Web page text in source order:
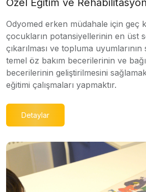
Özel Eğitim ve Rehabilitasyon
Odyomed erken müdahale için geç
çocukların potansiyellerinin en üst
çıkarılması ve topluma uyumlarının
temel öz bakım becerilerinin ve
becerilerinin geliştirilmesini
eğitimi çalışmaları yapmaktır.
Detaylar